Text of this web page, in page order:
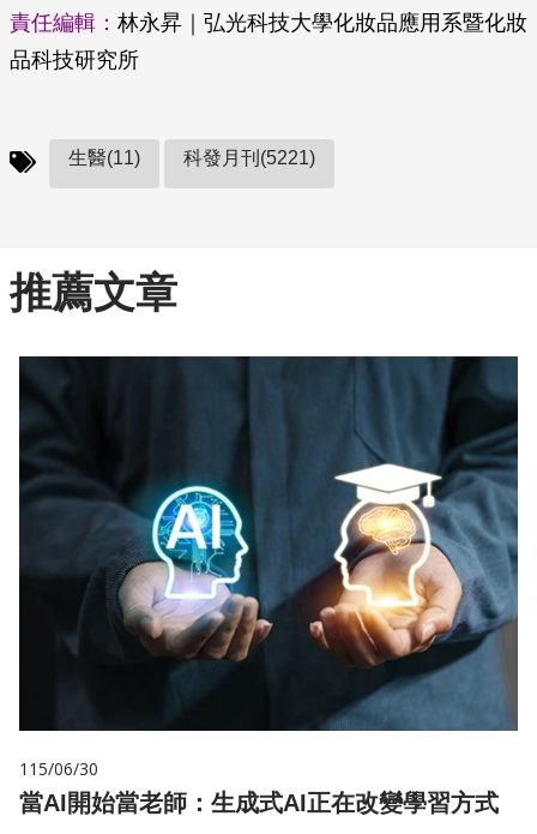
責任編輯： 林永昇｜弘光科技大學化妝品應用系暨化妝
品科技研究所
生醫(11) 科發月刊(5221)
推薦文章
115/06/30
當AI開始當老師：生成式AI正在改變學習方式